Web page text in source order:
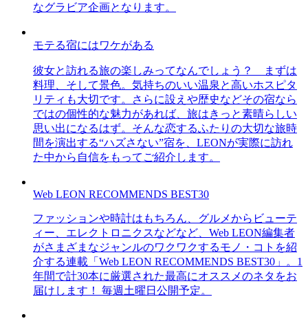
なグラビア企画となります。
モテる宿にはワケがある
彼女と訪れる旅の楽しみってなんでしょう？ まずは
料理、そして景色。気持ちのいい温泉と高いホスピタ
リティも大切です。さらに設えや歴史などその宿なら
ではの個性的な魅力があれば、旅はきっと素晴らしい
思い出になるはず。そんな恋するふたりの大切な旅時
間を演出する“ハズさない”宿を、LEONが実際に訪れ
た中から自信をもってご紹介します。
Web LEON RECOMMENDS BEST30
ファッションや時計はもちろん、グルメからビューテ
ィー、エレクトロニクスなどなど、Web LEON編集者
がさまざまなジャンルのワクワクするモノ・コトを紹
介する連載「Web LEON RECOMMENDS BEST30」。1
年間で計30本に厳選された最高にオススメのネタをお
届けします！ 毎週土曜日公開予定。